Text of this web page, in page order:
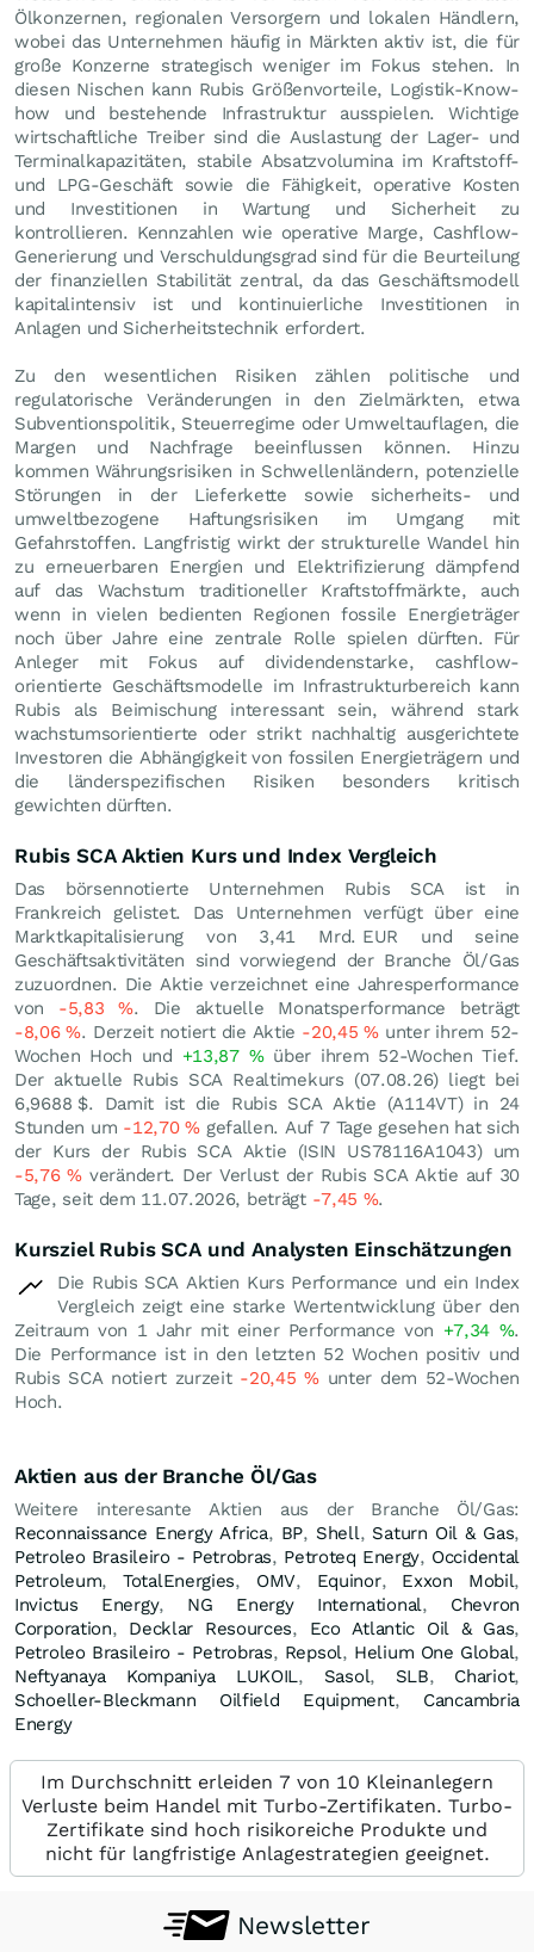
Ölkonzernen, regionalen Versorgern und lokalen Händlern,
wobei das Unternehmen häufig in Märkten aktiv ist, die für
große Konzerne strategisch weniger im Fokus stehen. In
diesen Nischen kann Rubis Größenvorteile, Logistik-Know-
how und bestehende Infrastruktur ausspielen. Wichtige
wirtschaftliche Treiber sind die Auslastung der Lager- und
Terminalkapazitäten, stabile Absatzvolumina im Kraftstoff-
und LPG-Geschäft sowie die Fähigkeit, operative Kosten
und Investitionen in Wartung und Sicherheit zu
kontrollieren. Kennzahlen wie operative Marge, Cashflow-
Generierung und Verschuldungsgrad sind für die Beurteilung
der finanziellen Stabilität zentral, da das Geschäftsmodell
kapitalintensiv ist und kontinuierliche Investitionen in
Anlagen und Sicherheitstechnik erfordert.
Zu den wesentlichen Risiken zählen politische und
regulatorische Veränderungen in den Zielmärkten, etwa
Subventionspolitik, Steuerregime oder Umweltauflagen, die
Margen und Nachfrage beeinflussen können. Hinzu
kommen Währungsrisiken in Schwellenländern, potenzielle
Störungen in der Lieferkette sowie sicherheits- und
umweltbezogene Haftungsrisiken im Umgang mit
Gefahrstoffen. Langfristig wirkt der strukturelle Wandel hin
zu erneuerbaren Energien und Elektrifizierung dämpfend
auf das Wachstum traditioneller Kraftstoffmärkte, auch
wenn in vielen bedienten Regionen fossile Energieträger
noch über Jahre eine zentrale Rolle spielen dürften. Für
Anleger mit Fokus auf dividendenstarke, cashflow-
orientierte Geschäftsmodelle im Infrastrukturbereich kann
Rubis als Beimischung interessant sein, während stark
wachstumsorientierte oder strikt nachhaltig ausgerichtete
Investoren die Abhängigkeit von fossilen Energieträgern und
die länderspezifischen Risiken besonders kritisch
gewichten dürften.
Rubis SCA Aktien Kurs und Index Vergleich
Das börsennotierte Unternehmen Rubis SCA ist in
Frankreich gelistet. Das Unternehmen verfügt über eine
Marktkapitalisierung von 3,41 Mrd. EUR und seine
Geschäftsaktivitäten sind vorwiegend der Branche Öl/Gas
zuzuordnen. Die Aktie verzeichnet eine Jahresperformance
von -5,83%. Die aktuelle Monatsperformance beträgt
-8,06%. Derzeit notiert die Aktie -20,45%unter ihrem 52-
Wochen Hoch und +13,87 %über ihrem 52-Wochen Tief.
Der aktuelle Rubis SCA Realtimekurs (07.08.26) liegt bei
6,9688 $. Damit ist die Rubis SCA Aktie (A114VT) in 24
Stunden um -12,70%gefallen. Auf 7 Tage gesehen hat sich
der Kurs der Rubis SCA Aktie (ISIN US78116A1043) um
-5,76% verändert. Der Verlust der Rubis SCA Aktie auf 30
Tage, seit dem 11.07.2026, beträgt -7,45 %.
Kursziel Rubis SCA und Analysten Einschätzungen
Die Rubis SCA Aktien Kurs Performance und ein Index
Vergleich zeigt eine starke Wertentwicklung über den
Zeitraum von 1 Jahr mit einer Performance von +7,34 %.
Die Performance ist in den letzten 52 Wochen positiv und
Rubis SCA notiert zurzeit -20,45%unter dem 52-Wochen
Hoch.
Aktien aus der Branche Öl/Gas
Weitere interesante Aktien aus der Branche Öl/Gas:
Reconnaissance Energy Africa, BP, Shell, Saturn Oil & Gas,
Petroleo Brasileiro - Petrobras, Petroteq Energy, Occidental
Petroleum,TotalEnergies, OMV, Equinor, Exxon Mobil,
Invictus Energy, NG Energy International, Chevron
Corporation, Decklar Resources, Eco Atlantic Oil & Gas,
Petroleo Brasileiro - Petrobras, Repsol, Helium One Global,
Neftyanaya Kompaniya LUKOIL, Sasol, SLB, Chariot,
Schoeller-Bleckmann Oilfield Equipment, Cancambria
Energy
Im Durchschnitt erleiden 7 von 10 Kleinanlegern
Verluste beim Handel mit Turbo-Zertifikaten. Turbo-
Zertifikate sind hoch risikoreiche Produkte und
nicht für langfristige Anlagestrategien geeignet.
Newsletter